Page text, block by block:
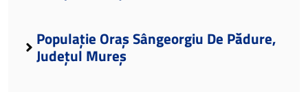
Populație Oraș Sângeorgiu De Pădure,
Județul Mureș